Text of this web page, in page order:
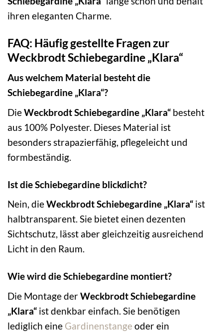
ihren eleganten Charme.
FAQ: Häufig gestellte Fragen zur
Weckbrodt Schiebegardine „Klara“
Aus welchem Material besteht die
Schiebegardine „Klara“?
DieWeckbrodt Schiebegardine „Klara“ besteht
aus 100% Polyester. Dieses Material ist
besonders strapazierfähig, pflegeleicht und
formbeständig.
Ist die Schiebegardine blickdicht?
Nein, dieWeckbrodt Schiebegardine „Klara“ ist
halbtransparent. Sie bietet einen dezenten
Sichtschutz, lässt aber gleichzeitig ausreichend
Licht in den Raum.
Wie wird die Schiebegardine montiert?
Die Montage derWeckbrodt Schiebegardine
„Klara“ ist denkbar einfach. Sie benötigen
lediglich eine Gardinenstange oder ein